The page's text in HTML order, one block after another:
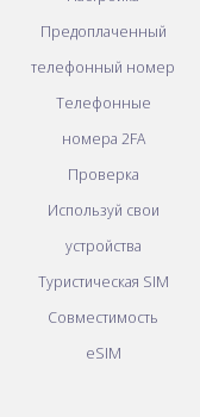
Предоплаченный
телефонный номер
Телефонные
номера 2FA
Проверка
Используй свои
устройства
Туристическая SIM
Совместимость
eSIM